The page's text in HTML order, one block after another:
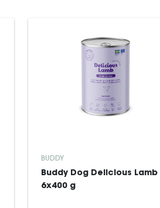
BUDDY
Buddy Dog Delicious Lamb
6x400 g